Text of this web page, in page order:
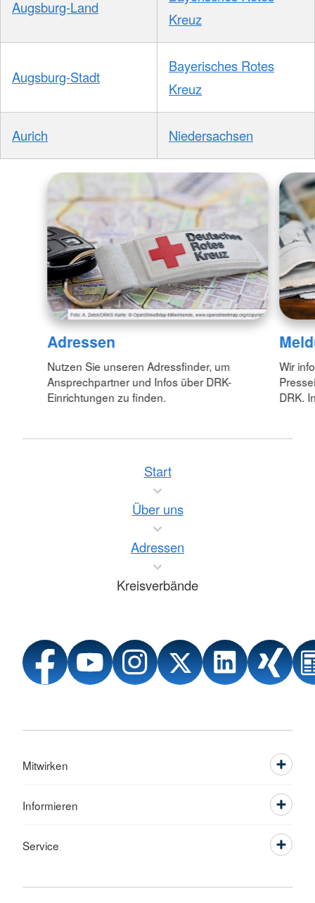
Augsburg-Land
Kreuz
Augsburg-Stadt
Bayerisches Rotes
Kreuz
Aurich Niedersachsen
Adressen
Nutzen Sie unseren Adressfinder, um
Ansprechpartner und Infos über DRK-
Einrichtungen zu finden.
Wir
DRK.
Start
Über uns
Adressen
Kreisverbände
Mitwirken
Informieren
Service